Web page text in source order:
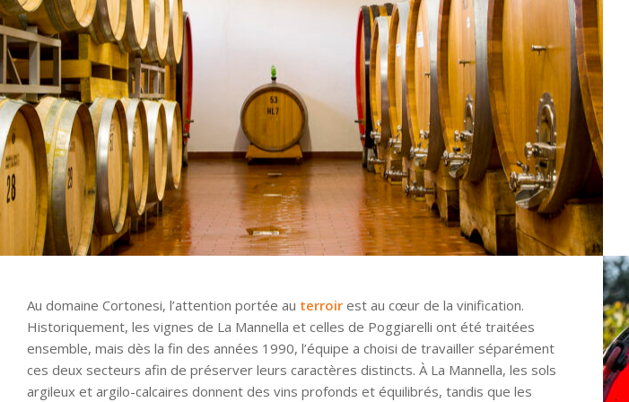
Au domaine Cortonesi, l’attention portée au terroir est au cœur de la vinification.
Historiquement, les vignes de La Mannella et celles de Poggiarelli ont été traitées
ensemble, mais dès la fin des années 1990, l’équipe a choisi de travailler séparément
ces deux secteurs afin de préserver leurs caractères distincts. À La Mannella, les sols
argileux et argilo-calcaires donnent des vins profonds et équilibrés, tandis que les